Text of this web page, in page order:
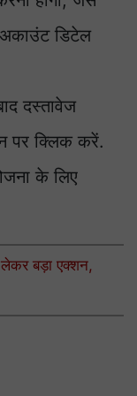
डिटेल
दस्तावेज
पर क्लिक करें.
के लिए
लेकर बड़ा एक्शन,